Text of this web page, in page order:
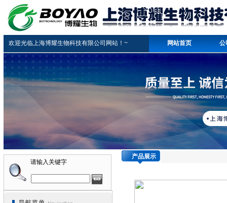
欢迎光临上海博耀生物科技有限公司网站！~ 网站首页 公
请输入关键字
产品展示